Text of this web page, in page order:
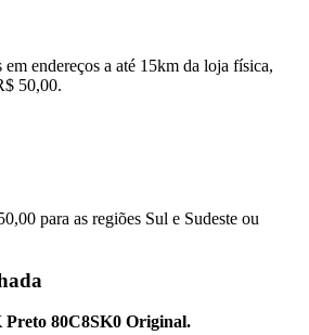
endereços a até 15km da loja física,
50,00.
para as regiões Sul e Sudeste ou
80C8SK0 Original.